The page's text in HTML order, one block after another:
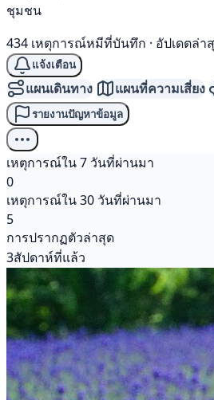
ชุมชน
434 เหตุการณ์หมีที่บันทึก · อัปเดตล่า
แจ้งเตือน
แผนเดินทาง แผนที่ความเสี่ยง
รายงานปัญหาข้อมูล
เหตุการณ์ใน 7 วันที่ผ่านมา
0
เหตุการณ์ใน 30 วันที่ผ่านมา
5
การปรากฏตัวล่าสุด
3สัปดาห์ที่แล้ว